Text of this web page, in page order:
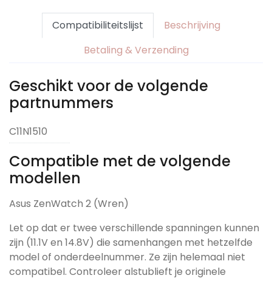
Compatibiliteitslijst
Beschrijving
Betaling & Verzending
Geschikt voor de volgende
partnummers
C11N1510
Compatible met de volgende
modellen
Asus ZenWatch 2 (Wren)
Let op dat er twee verschillende spanningen kunnen
zijn (11.1V en 14.8V) die samenhangen met hetzelfde
model of onderdeelnummer. Ze zijn helemaal niet
compatibel. Controleer alstublieft je originele